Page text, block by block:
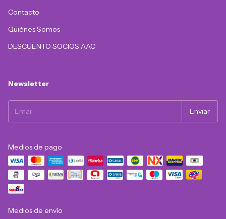
Contacto
Quiénes Somos
DESCUENTO SOCIOS AAC
Newsletter
Medios de pago
Medios de envío